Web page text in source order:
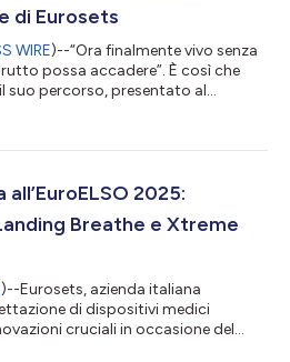
di Eurosets
WIRE)--“Ora finalmente vivo senza
possa accadere”. È così che
suo percorso, presentato al
e tecnologie avanzate di supporto
una cardiopatia dalla
2025:
Breathe e Xtreme
)--Eurosets, azienda italiana
di dispositivi medici
cruciali in occasione del